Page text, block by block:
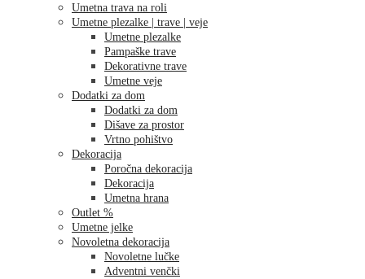
Umetna trava na roli
Umetne plezalke | trave | veje
Umetne plezalke
Pampaške trave
Dekorativne trave
Umetne veje
Dodatki za dom
Dodatki za dom
Dišave za prostor
Vrtno pohištvo
Dekoracija
Poročna dekoracija
Dekoracija
Umetna hrana
Outlet %
Umetne jelke
Novoletna dekoracija
Novoletne lučke
Adventni venčki